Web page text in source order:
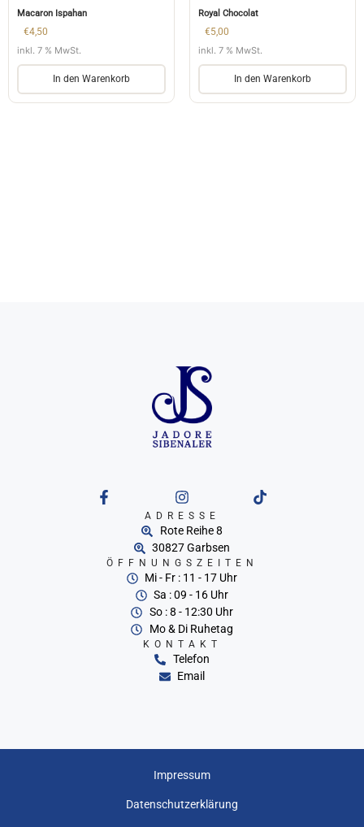
Macaron Ispahan
€4,50
inkl. 7 % MwSt.
In den Warenkorb
Royal Chocolat
€5,00
inkl. 7 % MwSt.
In den Warenkorb
ADRESSE
Rote Reihe 8
30827 Garbsen
ÖFFNUNGSZEITEN
Mi - Fr : 11 - 17 Uhr
Sa : 09 - 16 Uhr
So : 8 - 12:30 Uhr
Mo & Di Ruhetag
KONTAKT
Telefon
Email
Impressum
Datenschutzerklärung